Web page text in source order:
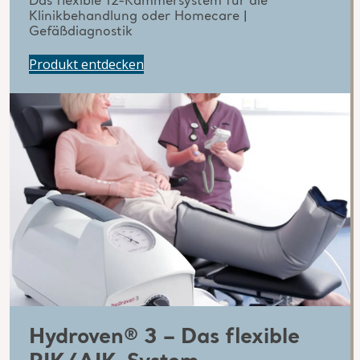
Klinikbehandlung oder Homecare |
Gefäßdiagnostik
Produkt entdecken
Hydroven® 3 – Das flexible